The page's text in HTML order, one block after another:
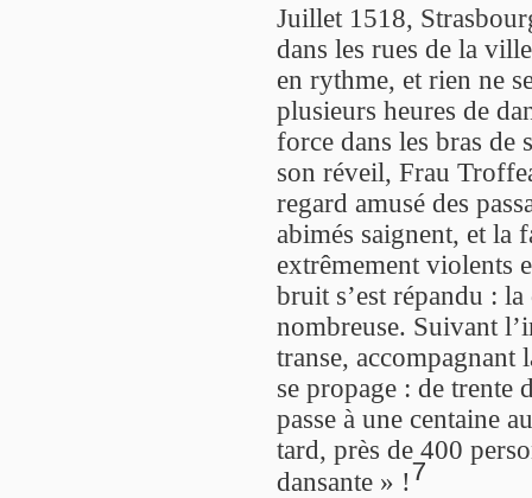
Juillet 1518,
dans les rues de la
en rythme, et rien ne
plusieurs heures de
force dans les bras de
son réveil, Frau
regard amusé des
abimés saignent, et la
extrêmement violents
bruit s’est répandu :
nombreuse. Suivant
transe, accompagnant
se propage : de
passe à une centaine
tard, près de 400
dansante » !7